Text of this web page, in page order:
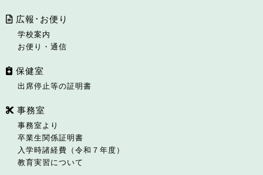
広報･お便り
学校案内
お便り・通信
保健室
出席停止等の証明書
事務室
事務室より
卒業生関係証明書
入学時諸経費（令和７年度）
教育実習について